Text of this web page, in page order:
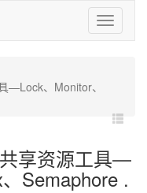
爱
易
—Lock、Monitor、
享资源工具—
Semaphore .